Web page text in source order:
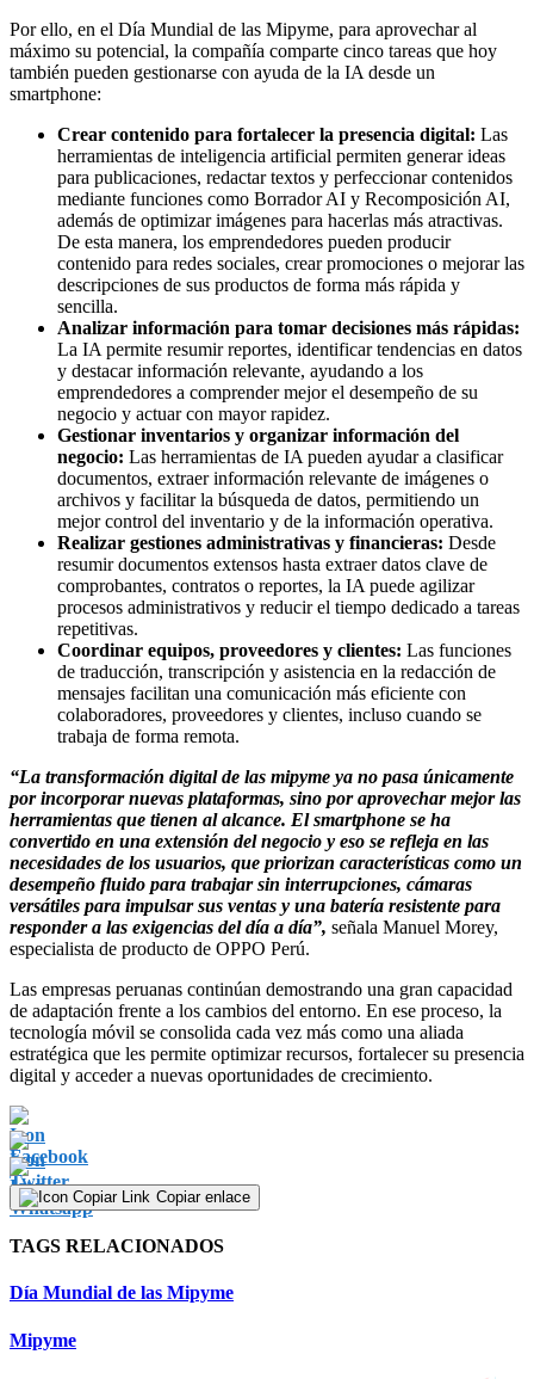
Por ello, en el Día Mundial de las Mipyme, para aprovechar al
máximo su potencial, la compañía comparte cinco tareas que hoy
también pueden gestionarse con ayuda de la IA desde un
smartphone:
Crear contenido para fortalecer la presencia digital: Las
herramientas de inteligencia artificial permiten generar ideas
para publicaciones, redactar textos y perfeccionar contenidos
mediante funciones como Borrador AI y Recomposición AI,
además de optimizar imágenes para hacerlas más atractivas.
De esta manera, los emprendedores pueden producir
contenido para redes sociales, crear promociones o mejorar las
descripciones de sus productos de forma más rápida y
sencilla.
Analizar información para tomar decisiones más rápidas:
La IA permite resumir reportes, identificar tendencias en datos
y destacar información relevante, ayudando a los
emprendedores a comprender mejor el desempeño de su
negocio y actuar con mayor rapidez.
Gestionar inventarios y organizar información del
negocio: Las herramientas de IA pueden ayudar a clasificar
documentos, extraer información relevante de imágenes o
archivos y facilitar la búsqueda de datos, permitiendo un
mejor control del inventario y de la información operativa.
Realizar gestiones administrativas y financieras: Desde
resumir documentos extensos hasta extraer datos clave de
comprobantes, contratos o reportes, la IA puede agilizar
procesos administrativos y reducir el tiempo dedicado a tareas
repetitivas.
Coordinar equipos, proveedores y clientes: Las funciones
de traducción, transcripción y asistencia en la redacción de
mensajes facilitan una comunicación más eficiente con
colaboradores, proveedores y clientes, incluso cuando se
trabaja de forma remota.
“La transformación digital de las mipyme ya no pasa únicamente
por incorporar nuevas plataformas, sino por aprovechar mejor las
herramientas que tienen al alcance. El smartphone se ha
convertido en una extensión del negocio y eso se refleja en las
necesidades de los usuarios, que priorizan características como un
desempeño fluido para trabajar sin interrupciones, cámaras
versátiles para impulsar sus ventas y una batería resistente para
responder a las exigencias del día a día”, señala Manuel Morey,
especialista de producto de OPPO Perú.
Las empresas peruanas continúan demostrando una gran capacidad
de adaptación frente a los cambios del entorno. En ese proceso, la
tecnología móvil se consolida cada vez más como una aliada
estratégica que les permite optimizar recursos, fortalecer su presencia
digital y acceder a nuevas oportunidades de crecimiento.
Copiar enlace
TAGS RELACIONADOS
Día Mundial de las Mipyme
Mipyme